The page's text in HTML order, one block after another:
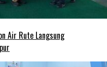
Air Rute Langsung